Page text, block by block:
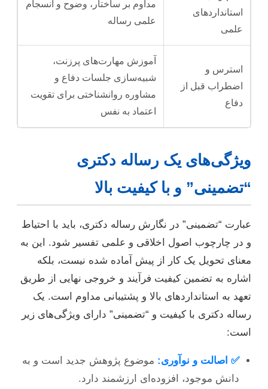
استانداردهای
علمی
مداوم بر ساختار، وضوح و انسجام
علمی رساله
استرس و
اضطراب قبل از
دفاع
آموزش مهارت‌های پرزنت،
شبیه‌سازی جلسات دفاع و
مشاوره روانشناختی برای تقویت
اعتماد به نفس
ویژگی‌های یک رساله دکتری
“تضمینی” و با کیفیت بالا
عبارت “تضمینی” در نگارش رساله دکتری، باید با احتیاط
و در چارچوب اصول اخلاقی و علمی تفسیر شود. این به
معنای تحویل یک کار از پیش آماده شده نیست، بلکه
اشاره به تضمین کیفیت فرآیند و خروجی نهایی از طریق
تعهد به استانداردهای بالا و پشتیبانی مداوم است. یک
رساله دکتری با کیفیت و “تضمینی” دارای ویژگی‌های زیر
است:
✅ اصالت و نوآوری: موضوع پژوهش جدید است و به
دانش موجود، افزوده‌ای ارزشمند دارد.